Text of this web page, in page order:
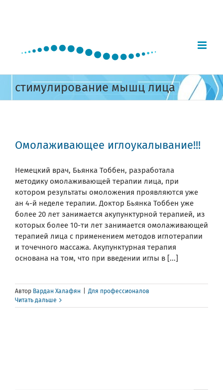
стимулирование мышц лица
Омолаживающее иглоукалывание!!!
Немецкий врач, Бьянка Тоббен, разработала
методику омолаживающей терапии лица, при
котором результаты омоложения проявляются уже
ан 4-й неделе терапии. Доктор Бьянка Тоббен уже
более 20 лет занимается акупунктурной терапией, из
которых более 10-ти лет занимается омолаживающей
терапией лица с применением методов иглотерапии
и точечного массажа. Акупунктурная терапия
основана на том, что при введении иглы в [...]
Автор Вардан Халафян
Для профессионалов
Читать дальше